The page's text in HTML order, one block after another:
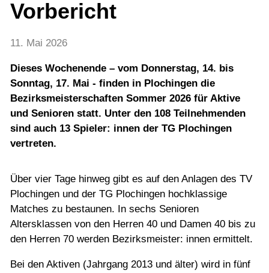
Mannschaften
Jugend
Gaststätte
Vorbericht
11. Mai 2026
Dieses Wochenende – vom Donnerstag, 14. bis
Sonntag, 17. Mai - finden in Plochingen die
Bezirksmeisterschaften Sommer 2026 für Aktive
und Senioren statt. Unter den 108 Teilnehmenden
sind auch 13 Spieler: innen der TG Plochingen
vertreten.
Über vier Tage hinweg gibt es auf den Anlagen des TV
Plochingen und der TG Plochingen hochklassige
Matches zu bestaunen. In sechs Senioren
Altersklassen von den Herren 40 und Damen 40 bis zu
den Herren 70 werden Bezirksmeister: innen ermittelt.
Bei den Aktiven (Jahrgang 2013 und älter) wird in fünf